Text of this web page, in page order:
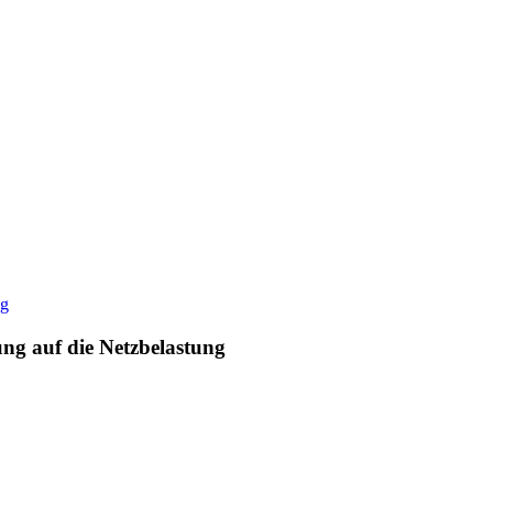
auf die Netzbelastung